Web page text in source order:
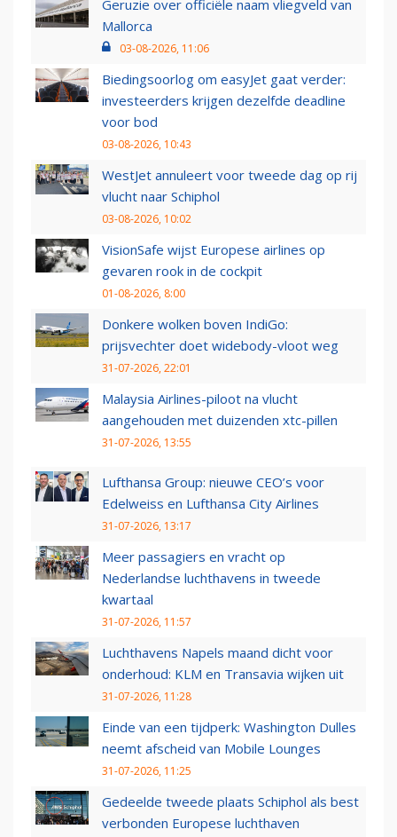
Geruzie over officiële naam vliegveld van
Mallorca
03-08-2026, 11:06
Biedingsoorlog om easyJet gaat verder:
investeerders krijgen dezelfde deadline
voor bod
03-08-2026, 10:43
WestJet annuleert voor tweede dag op rij
vlucht naar Schiphol
03-08-2026, 10:02
VisionSafe wijst Europese airlines op
gevaren rook in de cockpit
01-08-2026, 8:00
Donkere wolken boven IndiGo:
prijsvechter doet widebody-vloot weg
31-07-2026, 22:01
Malaysia Airlines-piloot na vlucht
aangehouden met duizenden xtc-pillen
31-07-2026, 13:55
Lufthansa Group: nieuwe CEO’s voor
Edelweiss en Lufthansa City Airlines
31-07-2026, 13:17
Meer passagiers en vracht op
Nederlandse luchthavens in tweede
kwartaal
31-07-2026, 11:57
Luchthavens Napels maand dicht voor
onderhoud: KLM en Transavia wijken uit
31-07-2026, 11:28
Einde van een tijdperk: Washington Dulles
neemt afscheid van Mobile Lounges
31-07-2026, 11:25
Gedeelde tweede plaats Schiphol als best
verbonden Europese luchthaven